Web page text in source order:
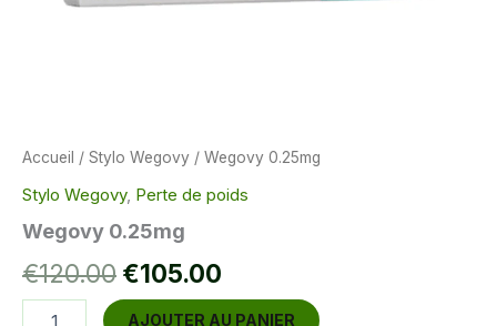
Accueil / Stylo Wegovy / Wegovy 0.25mg
Stylo Wegovy, Perte de poids
Wegovy 0.25mg
€120.00 Le
prix
€105.00
prix
AJOUTER AU PANIER